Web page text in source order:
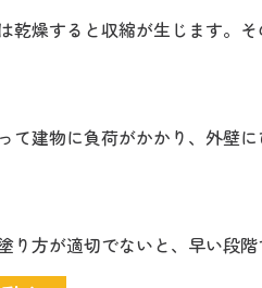
乾燥すると収縮が生じます。
て建物に負荷がかかり、外壁に
り方が適切でないと、早い段